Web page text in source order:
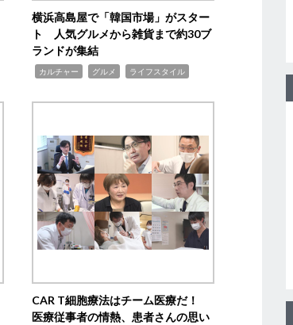
横浜高島屋で「韓国市場」がスター
ト 人気グルメから雑貨まで約30ブ
ランドが集結
カルチャー グルメ ライフスタイル
CAR T細胞療法はチーム医療だ！
医療従事者の情熱、患者さんの思い